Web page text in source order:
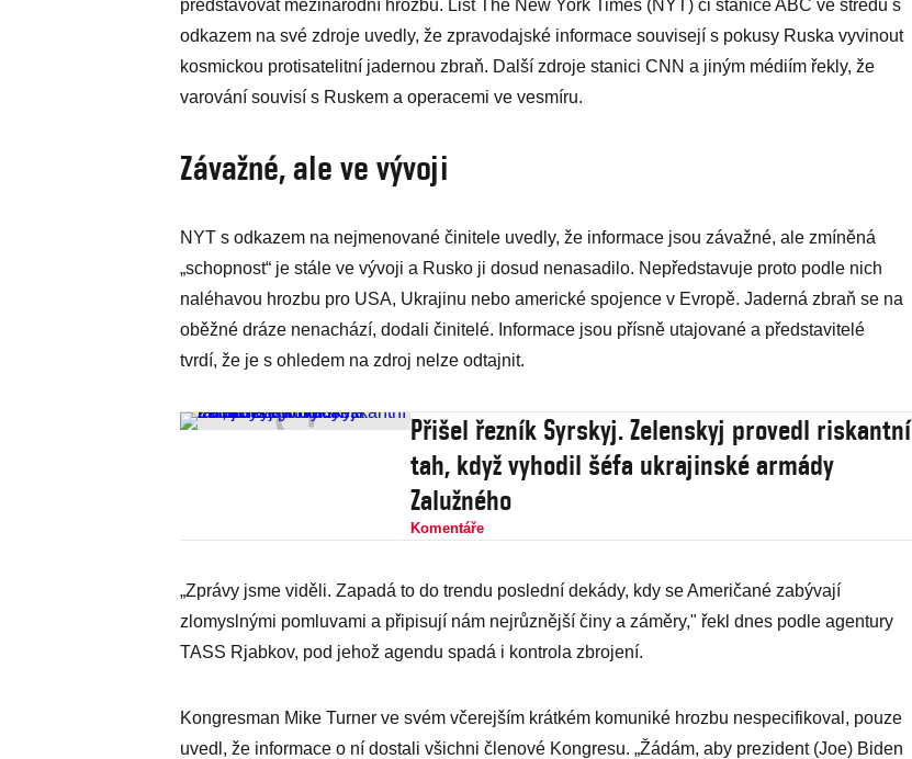
představovat mezinárodní hrozbu. List The New York Times (NYT) či stanice ABC ve středu s
odkazem na své zdroje uvedly, že zpravodajské informace souvisejí s pokusy Ruska vyvinout
kosmickou protisatelitní jadernou zbraň. Další zdroje stanici CNN a jiným médiím řekly, že
varování souvisí s Ruskem a operacemi ve vesmíru.
Závažné, ale ve vývoji
NYT s odkazem na nejmenované činitele uvedly, že informace jsou závažné, ale zmíněná
„schopnost“ je stále ve vývoji a Rusko ji dosud nenasadilo. Nepředstavuje proto podle nich
naléhavou hrozbu pro USA, Ukrajinu nebo americké spojence v Evropě. Jaderná zbraň se na
oběžné dráze nenachází, dodali činitelé. Informace jsou přísně utajované a představitelé
tvrdí, že je s ohledem na zdroj nelze odtajnit.
Přišel řezník Syrskyj. Zelenskyj provedl riskantní
tah, když vyhodil šéfa ukrajinské armády
Zalužného
Komentáře
„Zprávy jsme viděli. Zapadá to do trendu poslední dekády, kdy se Američané zabývají
zlomyslnými pomluvami a připisují nám nejrůznější činy a záměry," řekl dnes podle agentury
TASS Rjabkov, pod jehož agendu spadá i kontrola zbrojení.
Kongresman Mike Turner ve svém včerejším krátkém komuniké hrozbu nespecifikoval, pouze
uvedl, že informace o ní dostali všichni členové Kongresu. „Žádám, aby prezident (Joe) Biden